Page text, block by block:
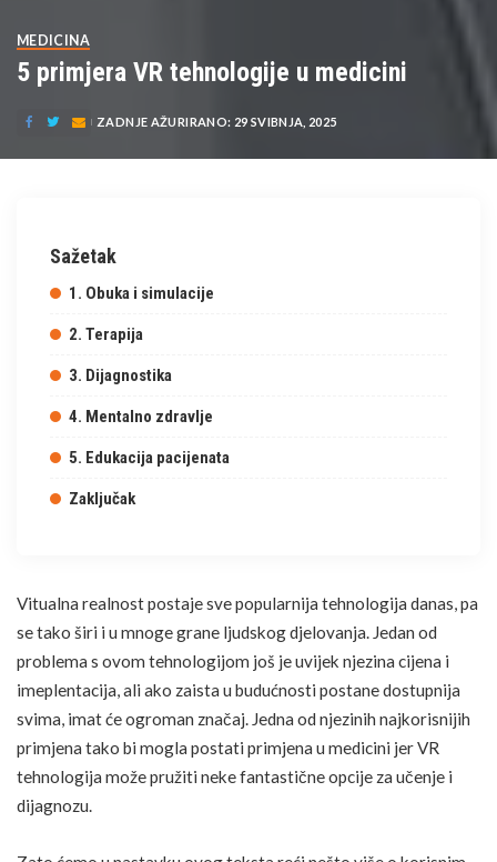
MEDICINA
5 primjera VR tehnologije u medicini
ZADNJE AŽURIRANO: 29 SVIBNJA, 2025
Sažetak
1. Obuka i simulacije
2. Terapija
3. Dijagnostika
4. Mentalno zdravlje
5. Edukacija pacijenata
Zaključak
Vitualna realnost postaje sve popularnija tehnologija danas, pa
se tako širi i u mnoge grane ljudskog djelovanja. Jedan od
problema s ovom tehnologijom još je uvijek njezina cijena i
imeplentacija, ali ako zaista u budućnosti postane dostupnija
svima, imat će ogroman značaj. Jedna od njezinih najkorisnijih
primjena tako bi mogla postati primjena u medicini jer VR
tehnologija može pružiti neke fantastične opcije za učenje i
dijagnozu.